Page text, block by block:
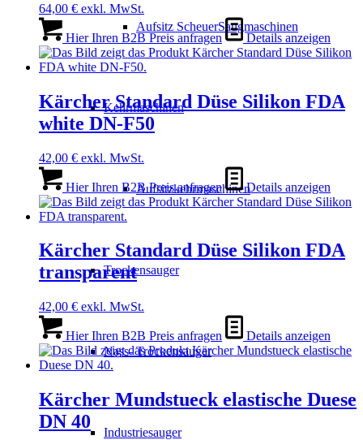
Aufsitz ScheuerSaugmaschinen
Kehrmaschinen
Aufsitzkehrmaschinen
Trockensauger
Nass- Trockensauger
Industriesauger
64,00 € exkl. MwSt.
Hier Ihren B2B Preis anfragen Details anzeigen
Kärcher Standard Düse Silikon FDA
white DN-F50
42,00 € exkl. MwSt.
Hier Ihren B2B Preis anfragen Details anzeigen
Kärcher Standard Düse Silikon FDA
transparent
42,00 € exkl. MwSt.
Hier Ihren B2B Preis anfragen Details anzeigen
Kärcher Mundstueck elastische Duese
DN 40